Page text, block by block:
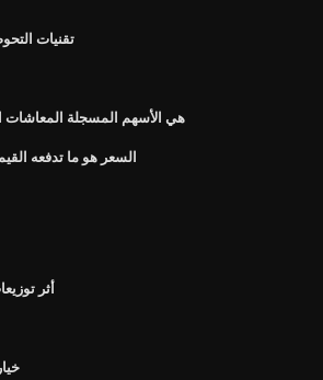
تقنيات
هي الأسهم المسجلة المعاشات
السعر هو ما تدفعه
أثر